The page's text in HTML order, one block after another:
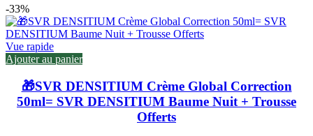
-33%
Vue rapide
Ajouter au panier
🎁SVR DENSITIUM Crème Global Correction
50ml= SVR DENSITIUM Baume Nuit + Trousse
Offerts